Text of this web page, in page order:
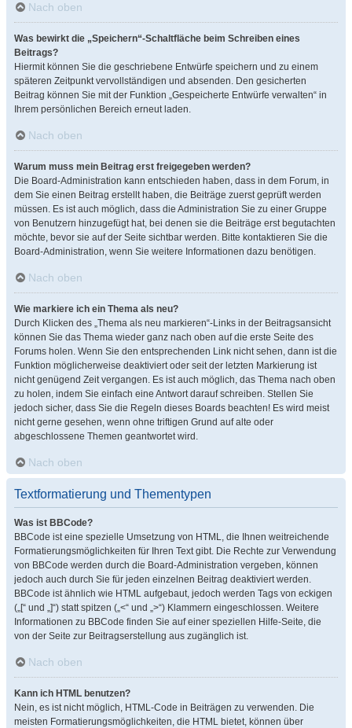
Nach oben
Was bewirkt die „Speichern“-Schaltfläche beim Schreiben eines
Beitrags?
Hiermit können Sie die geschriebene Entwürfe speichern und zu einem
späteren Zeitpunkt vervollständigen und absenden. Den gesicherten
Beitrag können Sie mit der Funktion „Gespeicherte Entwürfe verwalten“ in
Ihrem persönlichen Bereich erneut laden.
Nach oben
Warum muss mein Beitrag erst freigegeben werden?
Die Board-Administration kann entschieden haben, dass in dem Forum, in
dem Sie einen Beitrag erstellt haben, die Beiträge zuerst geprüft werden
müssen. Es ist auch möglich, dass die Administration Sie zu einer Gruppe
von Benutzern hinzugefügt hat, bei denen sie die Beiträge erst begutachten
möchte, bevor sie auf der Seite sichtbar werden. Bitte kontaktieren Sie die
Board-Administration, wenn Sie weitere Informationen dazu benötigen.
Nach oben
Wie markiere ich ein Thema als neu?
Durch Klicken des „Thema als neu markieren“-Links in der Beitragsansicht
können Sie das Thema wieder ganz nach oben auf die erste Seite des
Forums holen. Wenn Sie den entsprechenden Link nicht sehen, dann ist die
Funktion möglicherweise deaktiviert oder seit der letzten Markierung ist
nicht genügend Zeit vergangen. Es ist auch möglich, das Thema nach oben
zu holen, indem Sie einfach eine Antwort darauf schreiben. Stellen Sie
jedoch sicher, dass Sie die Regeln dieses Boards beachten! Es wird meist
nicht gerne gesehen, wenn ohne triftigen Grund auf alte oder
abgeschlossene Themen geantwortet wird.
Nach oben
Textformatierung und Thementypen
Was ist BBCode?
BBCode ist eine spezielle Umsetzung von HTML, die Ihnen weitreichende
Formatierungsmöglichkeiten für Ihren Text gibt. Die Rechte zur Verwendung
von BBCode werden durch die Board-Administration vergeben, können
jedoch auch durch Sie für jeden einzelnen Beitrag deaktiviert werden.
BBCode ist ähnlich wie HTML aufgebaut, jedoch werden Tags von eckigen
(„[“ und „]“) statt spitzen („<“ und „>“) Klammern eingeschlossen. Weitere
Informationen zu BBCode finden Sie auf einer speziellen Hilfe-Seite, die
von der Seite zur Beitragserstellung aus zugänglich ist.
Nach oben
Kann ich HTML benutzen?
Nein, es ist nicht möglich, HTML-Code in Beiträgen zu verwenden. Die
meisten Formatierungsmöglichkeiten, die HTML bietet, können über